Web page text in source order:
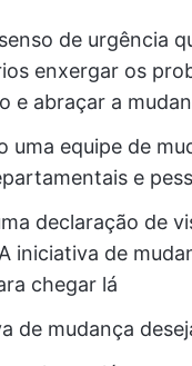
de urgência
enxergar os
e abraçar a
uma equipe de
e
declaração de
iniciativa de
chegar lá
de mudança